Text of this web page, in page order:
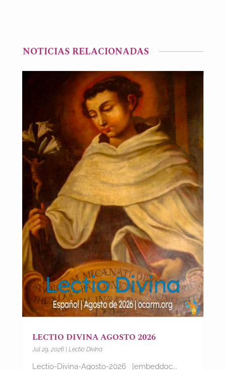
NOTICIAS RELACIONADAS
LECTIO DIVINA AGOSTO 2026
Jul 29, 2026| Lectio Divina
Lectio-Divina-Agosto-2026 [embeddoc...